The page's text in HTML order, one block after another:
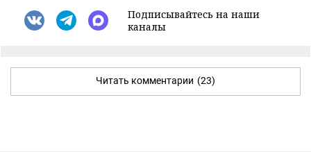
Подписывайтесь на наши
каналы
Читать комментарии (23)